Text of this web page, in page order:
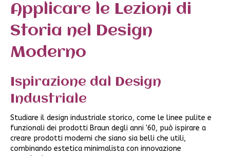
Applicare le Lezioni di
Storia nel Design
Moderno
Ispirazione dal Design
Industriale
Studiare il design industriale storico, come le linee pulite e
funzionali dei prodotti Braun degli anni '60, può ispirare a
creare prodotti moderni che siano sia belli che utili,
combinando estetica minimalista con innovazione